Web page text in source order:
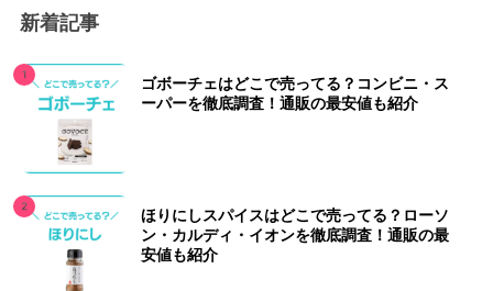
新着記事
ゴボーチェはどこで売ってる？コンビニ・ス
ーパーを徹底調査！通販の最安値も紹介
ほりにしスパイスはどこで売ってる？ローソ
ン・カルディ・イオンを徹底調査！通販の最
安値も紹介